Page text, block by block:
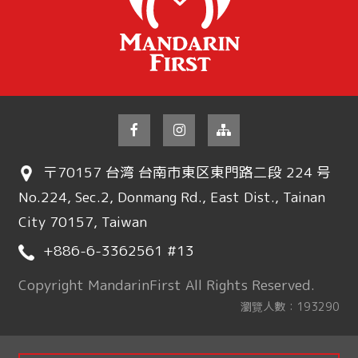
〒70157 台湾 台南市東区東門路二段 224 号
No.224, Sec.2, Donmang Rd., East Dist., Tainan
City 70157, Taiwan
+886-6-3362561 #13
Copyright MandarinFirst All Rights Reserved.
瀏覽人數：193290